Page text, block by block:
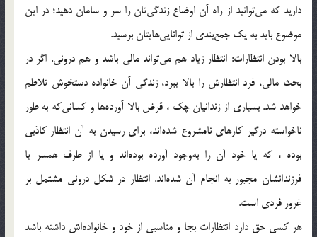
داريد كه مي‌توانيد از راه آن اوضاع زندگي‌تان را سر و سامان دهيد؛ در اين
موضوع بايد به يك جمع‌بندي از توانايي‌هايتان برسيد.
بالا بودن انتظارات: انتظار زياد هم مي‌تواند مالي باشد و هم دروني. اگر در
بحث مالي‌، فرد انتظارش را بالا ببرد، زندگي آن خانواده دستخوش تلاطم
خواهد شد. بسياري از زندانيان چك ‌، قرض بالا آورده‌ها و كساني‌كه به‌ طور
نا‌خواسته درگير كارهاي نامشروع شده‌اند‌، براي رسيدن به آن انتظار كاذبي
بوده ، كه يا خود آن ‌را به‌وجود آورده بوده‌اند و يا از طرف همسر يا
فرزندانشان مجبور به انجام آن شده‌اند. انتظار در شكل دروني مشتمل بر
غرور فردي است.
هر كسي حق دارد انتظارات بجا و مناسبي از خود و خانواده‌اش داشته باشد